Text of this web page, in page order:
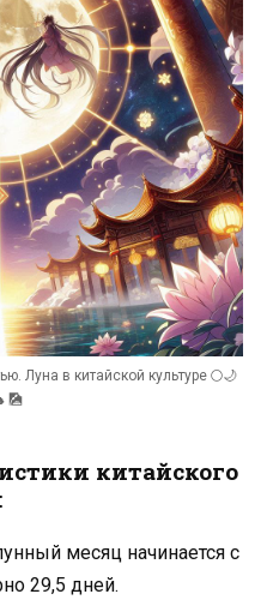
Луна в китайской культуре 🌕🌙
🎑
китайского
месяц начинается с
29,5 дней.